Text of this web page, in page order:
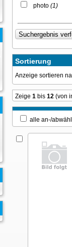
photo (1)
Sortierung
Anzeige sortieren
Zeige 1 bis 12 (von
alle an-/